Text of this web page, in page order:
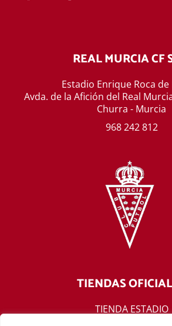
REAL MURCIA CF
Estadio Enrique Roca
Avda. de la Afición del Real
Churra - Murcia
968 242 812
TIENDAS
TIENDA ESTADIO